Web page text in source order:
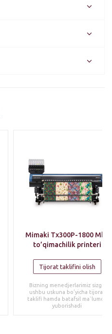
Mimaki Tx300P-1800 MkII
to’qimachilik printeri
Tijorat taklifini olish
Bizning menedjerlarimiz sizga
ushbu uskuna bo’yicha tijorat
taklifi hamda batafsil ma`lumot
yuborishadi